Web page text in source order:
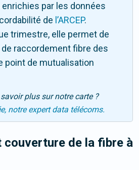
par les données
de l’ARCEP.
trimestre, elle permet de
raccordement fibre des
point de mutualisation
plus sur notre carte ?
notre expert data télécoms.
couverture de la fibre à